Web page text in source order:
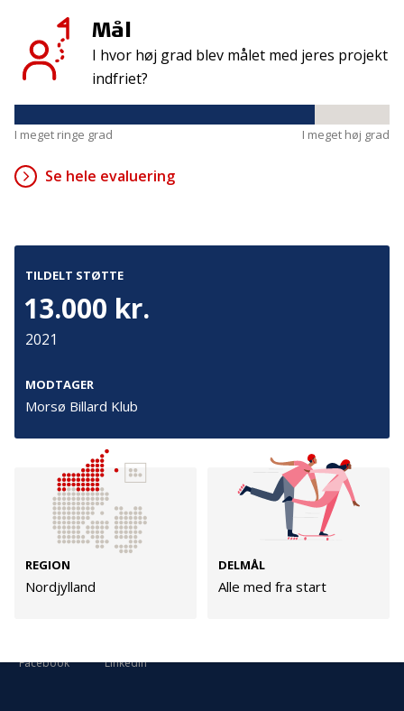
Mål
I hvor høj grad blev målet med jeres projekt
indfriet?
I meget ringe grad I meget høj grad
Se hele evaluering
TILDELT STØTTE
13.000 kr.
2021
MODTAGER
Morsø Billard Klub
REGION
Nordjylland
DELMÅL
Alle med fra start
TrygFonden
T:45 26 08 00
info@trygfonden.dk
T:45 26 08 26
Denmark
Cookies
Persondata
TryghedsGruppen
LinkedIn
TrygFonden
Facebook LinkedIn